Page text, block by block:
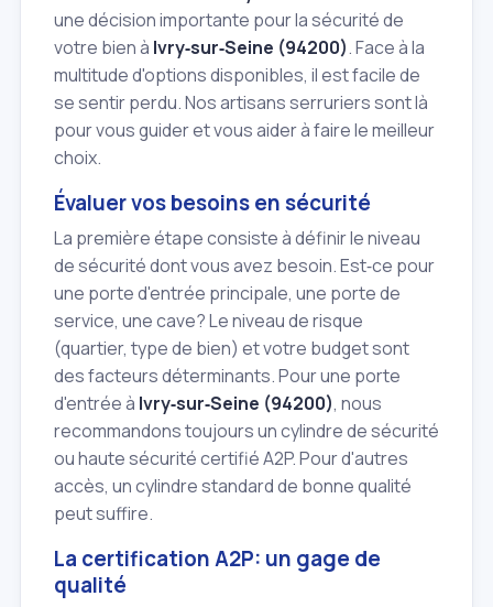
une décision importante pour la sécurité de
votre bien à Ivry‑sur‑Seine (94200). Face à la
multitude d'options disponibles, il est facile de
se sentir perdu. Nos artisans serruriers sont là
pour vous guider et vous aider à faire le meilleur
choix.
Évaluer vos besoins en sécurité
La première étape consiste à définir le niveau
de sécurité dont vous avez besoin. Est‑ce pour
une porte d'entrée principale, une porte de
service, une cave? Le niveau de risque
(quartier, type de bien) et votre budget sont
des facteurs déterminants. Pour une porte
d'entrée à Ivry‑sur‑Seine (94200), nous
recommandons toujours un cylindre de sécurité
ou haute sécurité certifié A2P. Pour d'autres
accès, un cylindre standard de bonne qualité
peut suffire.
La certification A2P: un gage de
qualité